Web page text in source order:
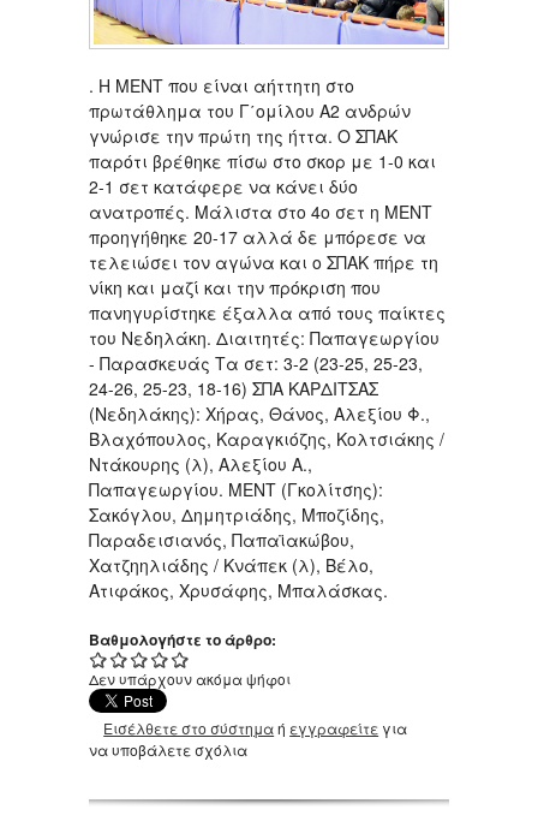
. Η ΜΕΝΤ που είναι αήττητη στο
πρωτάθλημα του Γ΄ομίλου Α2 ανδρών
γνώρισε την πρώτη της ήττα. Ο ΣΠΑΚ
παρότι βρέθηκε πίσω στο σκορ με 1-0 και
2-1 σετ κατάφερε να κάνει δύο
ανατροπές. Μάλιστα στο 4ο σετ η ΜΕΝΤ
προηγήθηκε 20-17 αλλά δε μπόρεσε να
τελειώσει τον αγώνα και ο ΣΠΑΚ πήρε τη
νίκη και μαζί και την πρόκριση που
πανηγυρίστηκε έξαλλα από τους παίκτες
του Νεδηλάκη. Διαιτητές: Παπαγεωργίου
- Παρασκευάς Tα σετ: 3-2 (23-25, 25-23,
24-26, 25-23, 18-16) ΣΠΑ ΚΑΡΔΙΤΣΑΣ
(Νεδηλάκης): Χήρας, Θάνος, Αλεξίου Φ.,
Βλαχόπουλος, Καραγκιόζης, Κολτσιάκης /
Ντάκουρης (λ), Αλεξίου Α.,
Παπαγεωργίου. ΜΕΝΤ (Γκολίτσης):
Σακόγλου, Δημητριάδης, Μποζίδης,
Παραδεισιανός, Παπαϊακώβου,
Χατζηηλιάδης / Κνάπεκ (λ), Βέλο,
Ατιφάκος, Χρυσάφης, Μπαλάσκας.
Βαθμολογήστε το άρθρο:
Δεν υπάρχουν ακόμα ψήφοι
Εισέλθετε στο σύστημαή εγγραφείτε για
να υποβάλετε σχόλια